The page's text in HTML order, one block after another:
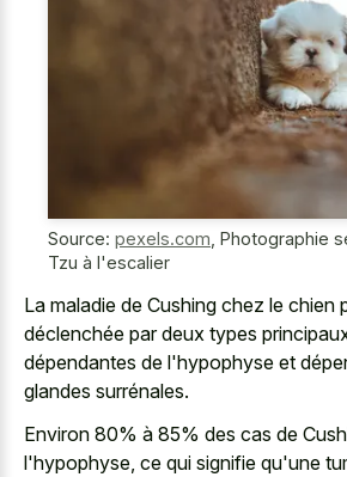
Source: pexels.com Photographie
Tzu à l'escalier
La maladie de Cushing chez le chien
déclenchée par deux types
dépendantes de l'hypophyse et
glandes surrénales.
Environ 80% à 85% des cas de
l'hypophyse, ce qui signifie qu'une